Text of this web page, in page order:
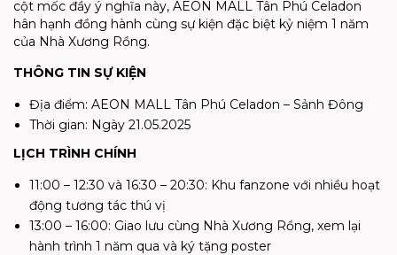
cột mốc đầy ý nghĩa này, AEON MALL Tân Phú Celadon
hân hạnh đồng hành cùng sự kiện đặc biệt kỷ niệm 1 năm
của Nhà Xương Rồng.
THÔNG TIN SỰ KIỆN
Địa điểm: AEON MALL Tân Phú Celadon – Sảnh Đông
Thời gian: Ngày 21.05.2025
LỊCH TRÌNH CHÍNH
11:00 – 12:30 và 16:30 – 20:30: Khu fanzone với nhiều hoạt
động tương tác thú vị
13:00 – 16:00: Giao lưu cùng Nhà Xương Rồng, xem lại
hành trình 1 năm qua và ký tặng poster